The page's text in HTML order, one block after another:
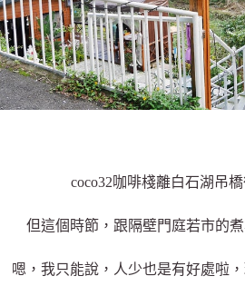
coco32咖啡棧離白石湖吊橋
但這個時節，跟隔壁門庭若市的煮
嗯，我只能說，人少也是有好處啦